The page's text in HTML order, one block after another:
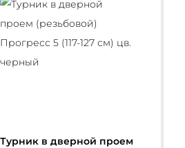
Турник в дверной проем